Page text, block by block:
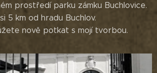
prostředí parku zámku Buchlovice.
5 km od hradu Buchlov.
nově potkat s mojí tvorbou.